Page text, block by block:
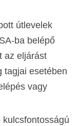
útlevelek
ba belépő
az eljárást
tagjai esetében
vagy